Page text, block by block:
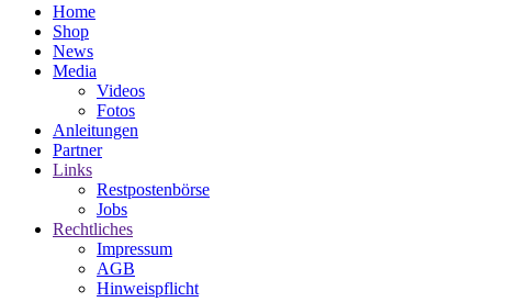
Home
Shop
News
Media
Videos
Fotos
Anleitungen
Partner
Links
Restpostenbörse
Jobs
Rechtliches
Impressum
AGB
Hinweispflicht